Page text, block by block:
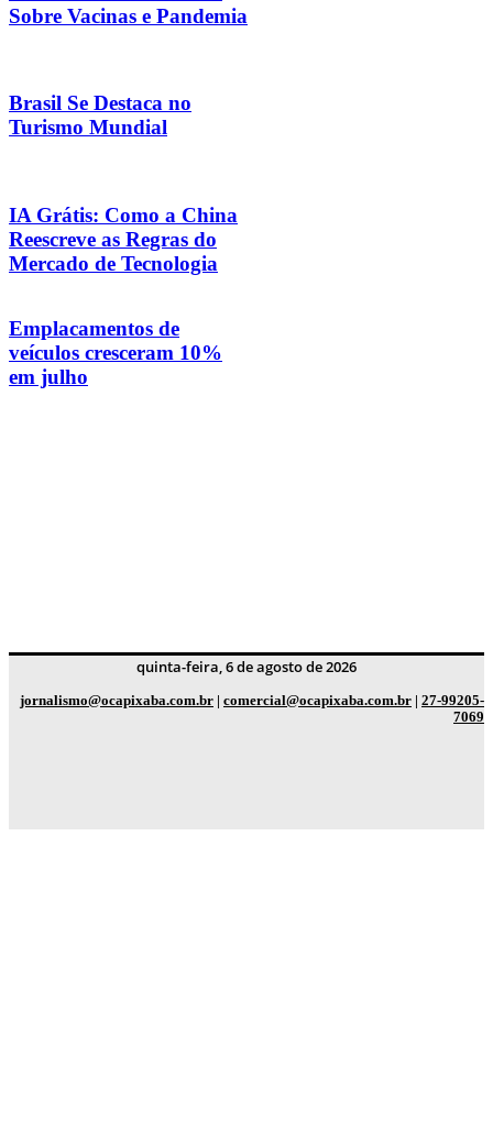
Sobre Vacinas e Pandemia
Brasil Se Destaca no
Turismo Mundial
IA Grátis: Como a China
Reescreve as Regras do
Mercado de Tecnologia
Emplacamentos de
veículos cresceram 10%
em julho
quinta-feira, 6 de agosto de 2026
jornalismo@ocapixaba.com.br | comercial@ocapixaba.com.br | 27-99205-
7069